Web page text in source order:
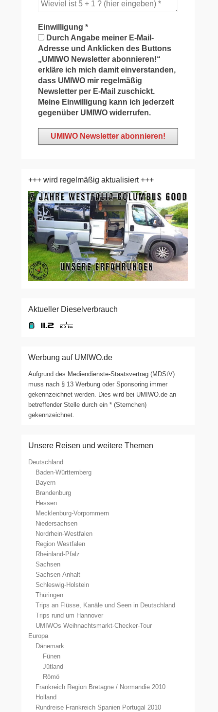
Einwilligung*
Durch Angabe meiner E-Mail-
Adresse und Anklicken des Buttons
„UMIWO Newsletter abonnieren!“
erkläre ich mich damit einverstanden,
dass UMIWO mir regelmäßig
Newsletter per E-Mail zuschickt.
Meine Einwilligung kann ich jederzeit
gegenüber UMIWO widerrufen.
+++ wird regelmäßig aktualisiert +++
Aktueller Dieselverbrauch
Werbung auf UMIWO.de
Aufgrund des Mediendienste-Staatsvertrag (MDStV)
muss nach § 13 Werbung oder Sponsoring immer
gekennzeichnet werden. Dies wird bei UMIWO.de an
betreffender Stelle durch ein * (Sternchen)
gekennzeichnet.
Unsere Reisen und weitere Themen
Deutschland
Baden-Württemberg
Bayern
Brandenburg
Hessen
Mecklenburg-Vorpommern
Niedersachsen
Nordrhein-Westfalen
Region Westfalen
Rheinland-Pfalz
Sachsen
Sachsen-Anhalt
Schleswig-Holstein
Thüringen
Trips an Flüsse, Kanäle und Seen in Deutschland
Trips rund um Hannover
UMIWOs Weihnachtsmarkt-Checker-Tour
Europa
Dänemark
Fünen
Jütland
Römö
Frankreich Region Bretagne / Normandie 2010
Holland
Rundreise Frankreich Spanien Portugal 2010